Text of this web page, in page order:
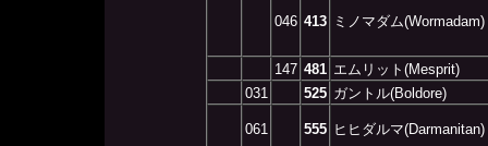
046 413 ミノマダム(Wormadam)
147 481 エムリット(Mesprit)
031
525 ガントル(Boldore)
061 555 ヒヒダルマ(Darmanitan)